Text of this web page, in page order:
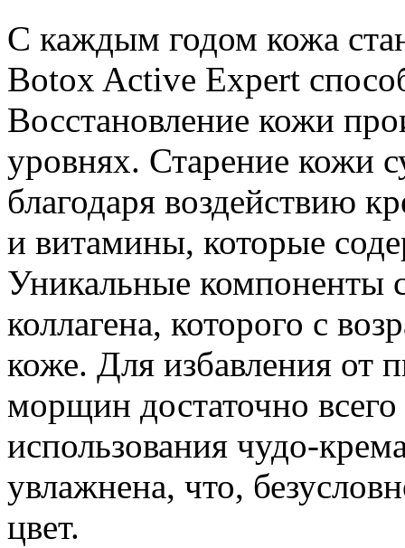
С каждым годом кожа
Botox Active Expert
Восстановление кожи
уровнях. Старение кожи
благодаря воздействию
и витамины, которые
Уникальные компоненты
коллагена, которого с
коже. Для избавления от
морщин достаточно
использования чудо-
увлажнена, что,
цвет.